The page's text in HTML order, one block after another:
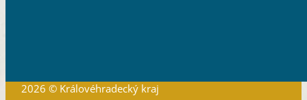
2026 © Královéhradecký kraj